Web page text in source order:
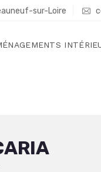
sur-Loire